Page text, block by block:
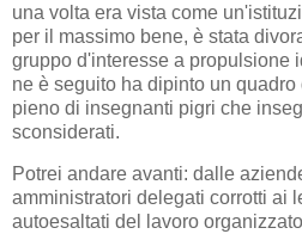
una volta era vista come
per il massimo bene, è stata
gruppo d'interesse a propulsione
ne è seguito ha dipinto un
pieno di insegnanti pigri che
sconsiderati.
Potrei andare avanti: dalle
amministratori delegati corrotti ai
autoesaltati del lavoro